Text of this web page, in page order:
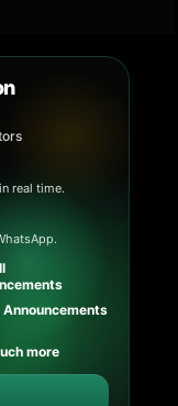
real time.
Announcements
more